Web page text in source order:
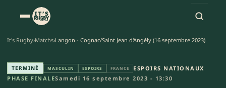
It's Rugby›Matchs›Langon - Cognac/Saint Jean d'Angély (16 septembre 2023)
Stade Langonnais – S.T. –
TERMINÉ MASCULIN ESPOIRS FRANCE
ESPOIRS NATIONAUX
PHASE FINALESamedi 16 septembre 2023 - 13:30